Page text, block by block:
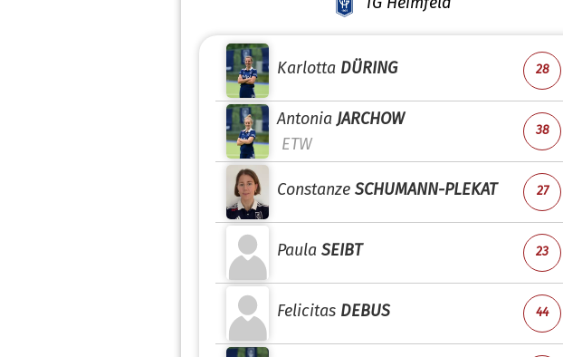
Karlotta DÜRING 28
Antonia JARCHOW
ETW
38
Constanze SCHUMANN-PLEKAT 27
Paula SEIBT 23
Felicitas DEBUS 44